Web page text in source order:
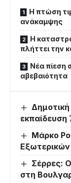
Η πτώση
ανάκαμψης
Η
πλήττει την
Νέα πίεση
αβεβαιότητα
Μάρκο
Σέρρες:
στη